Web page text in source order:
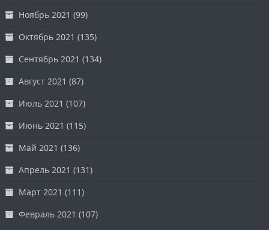
Ноябрь 2021 (99)
Октябрь 2021 (135)
Сентябрь 2021 (134)
Август 2021 (87)
Июль 2021 (107)
Июнь 2021 (115)
Май 2021 (136)
Апрель 2021 (131)
Март 2021 (111)
Февраль 2021 (107)